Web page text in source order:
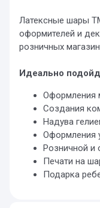
Латексные шары
оформителей и
розничных
Идеально
Оформления
Создания
Надува
Оформления
Розничной и
Печати на
Подарка